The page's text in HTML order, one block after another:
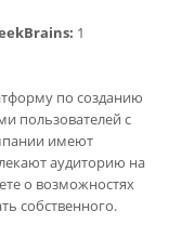
1
по созданию
пользователей с
имеют
аудиторию на
о возможностях
собственного.